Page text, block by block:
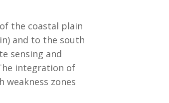
the coastal plain
and to the south
sensing and
integration of
zones